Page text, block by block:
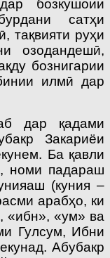
бозкушоии
сатҳи
тақ­вияти руҳи
озодандешӣ,
бознигарии
илмӣ дар
дар қадами
Закариёи
Ба қавли
номи падараш
(куния –
арабҳо, ки
«ибн», «ум» ва
Гулсум, Ибни
Абубакр